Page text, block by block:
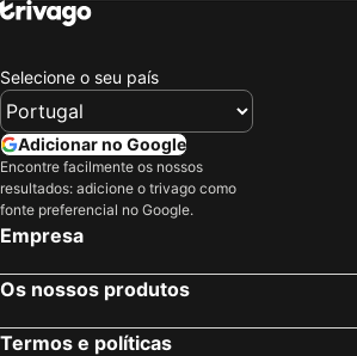
Selecione o seu país
Adicionar no Google
Encontre facilmente os nossos
resultados: adicione o trivago como
fonte preferencial no Google.
Empresa
Os nossos produtos
Termos e políticas